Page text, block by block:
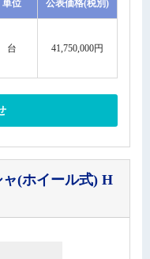
単位 公表価格(税別)
台 41,750,000円
ャ(ホイール式) H